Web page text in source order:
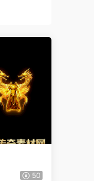
50